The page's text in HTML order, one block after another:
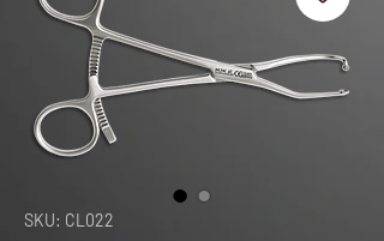
SKU: CL022